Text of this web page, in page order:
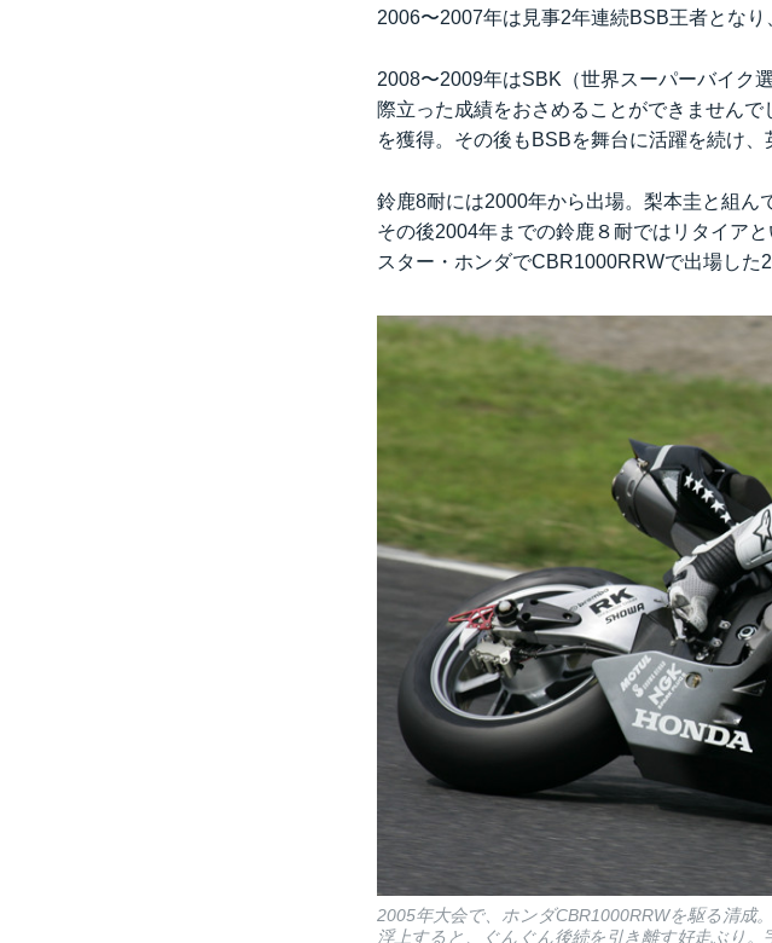
2006〜2007年は見事2年連続BSB王者とな
2008〜2009年はSBK（世界スーパーバイク
際立った成績をおさめることができません
を獲得。その後もBSBを舞台に活躍を続け
鈴鹿8耐には2000年から出場。梨本圭と組ん
その後2004年までの鈴鹿８耐ではリタイア
スター・ホンダでCBR1000RRWで出場した
2005年大会で、ホンダCBR1000RRWを駆る清
浮上すると、ぐんぐん後続を引き離す好走ぶり